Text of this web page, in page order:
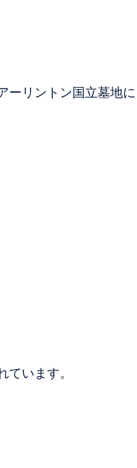
ーリントン国立墓地に
います。